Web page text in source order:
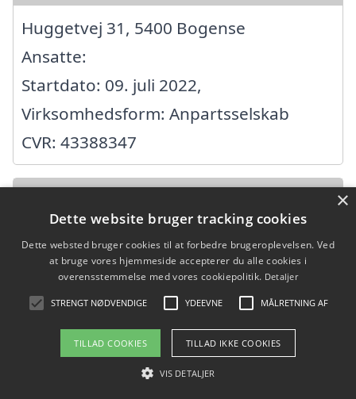
Huggetvej 31, 5400 Bogense
Ansatte:
Startdato: 09. juli 2022,
Virksomhedsform: Anpartsselskab
CVR: 43388347
Bøgebjerg 7, 5471 Søndersø
Ansatte:
Startdato: 16. februar 2022,
Virksomhedsform: Anpartsselskab
CVR: 43063901
×
Dette website bruger tracking cookies
Dette websted bruger cookies til at forbedre brugeroplevelsen. Ved
at bruge vores hjemmeside accepterer du alle cookies i
overensstemmelse med vores cookiepolitik. Detaljer
STRENGT NØDVENDIGE YDEEVNE MÅLRETNING AF
TILLAD COOKIES TILLAD IKKE COOKIES
VIS DETALJER